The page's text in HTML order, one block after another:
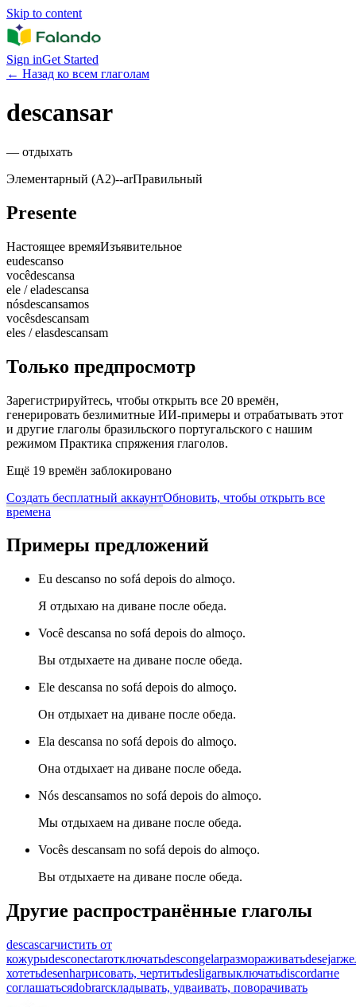
Skip to content
Sign inGet Started
← Назад ко всем глаголам
descansar
— отдыхать
Элементарный (A2)--arПравильный
Presente
Настоящее времяИзъявительное
eudescanso
vocêdescansa
ele / eladescansa
nósdescansamos
vocêsdescansam
eles / elasdescansam
Только предпросмотр
Зарегистрируйтесь, чтобы открыть все 20 времён,
генерировать безлимитные ИИ-примеры и отрабатывать этот
и другие глаголы бразильского португальского с нашим
режимом Практика спряжения глаголов.
Ещё 19 времён заблокировано
Создать бесплатный аккаунтОбновить, чтобы открыть все
времена
Примеры предложений
Eu descanso no sofá depois do almoço.
Я отдыхаю на диване после обеда.
Você descansa no sofá depois do almoço.
Вы отдыхаете на диване после обеда.
Ele descansa no sofá depois do almoço.
Он отдыхает на диване после обеда.
Ela descansa no sofá depois do almoço.
Она отдыхает на диване после обеда.
Nós descansamos no sofá depois do almoço.
Мы отдыхаем на диване после обеда.
Vocês descansam no sofá depois do almoço.
Вы отдыхаете на диване после обеда.
Другие распространённые глаголы
descascarчистить от
кожурыdesconectarотключатьdescongelarразмораживатьdesejar
хотетьdesenharрисовать, чертитьdesligarвыключатьdiscordarне
соглашатьсяdobrarскладывать, удваивать, поворачивать